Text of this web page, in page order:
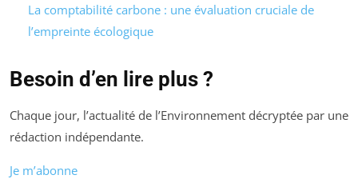
La comptabilité carbone : une évaluation cruciale de
l’empreinte écologique
Besoin d’en lire plus ?
Chaque jour, l’actualité de l’Environnement décryptée par une
rédaction indépendante.
Je m’abonne